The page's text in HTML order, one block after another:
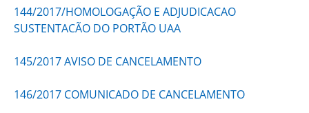
144/2017/HOMOLOGAÇÃO E ADJUDICACAO
SUSTENTACÃO DO PORTÃO UAA
145/2017 AVISO DE CANCELAMENTO
146/2017 COMUNICADO DE CANCELAMENTO